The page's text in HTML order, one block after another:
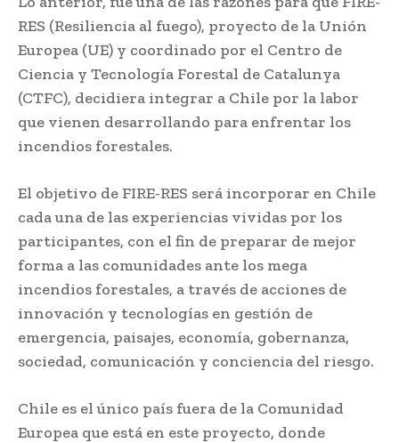
RES (Resiliencia al fuego), proyecto de la Unión
Europea (UE) y coordinado por el Centro de
Ciencia y Tecnología Forestal de Catalunya
(CTFC), decidiera integrar a Chile por la labor
que vienen desarrollando para enfrentar los
incendios forestales.
El objetivo de FIRE-RES será incorporar en Chile
cada una de las experiencias vividas por los
participantes, con el fin de preparar de mejor
forma a las comunidades ante los mega
incendios forestales, a través de acciones de
innovación y tecnologías en gestión de
emergencia, paisajes, economía, gobernanza,
sociedad, comunicación y conciencia del riesgo.
Chile es el único país fuera de la Comunidad
Europea que está en este proyecto, donde